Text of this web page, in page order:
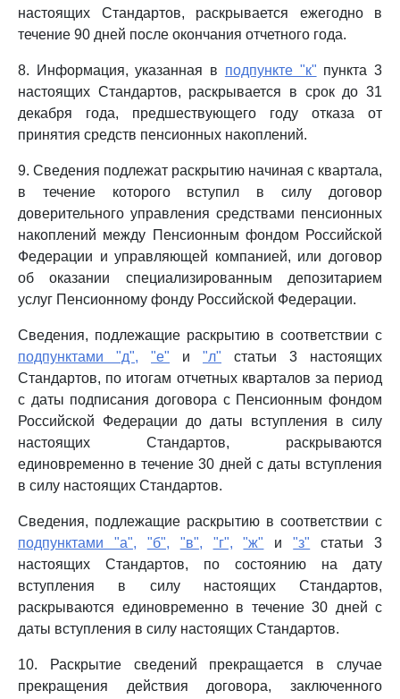
настоящих Стандартов, раскрывается ежегодно в
течение 90 дней после окончания отчетного года.
8. Информация, указанная в подпункте "к" пункта 3
настоящих Стандартов, раскрывается в срок до 31
декабря года, предшествующего году отказа от
принятия средств пенсионных накоплений.
9. Сведения подлежат раскрытию начиная с квартала,
в течение которого вступил в силу договор
доверительного управления средствами пенсионных
накоплений между Пенсионным фондом Российской
Федерации и управляющей компанией, или договор
об оказании специализированным депозитарием
услуг Пенсионному фонду Российской Федерации.
Сведения, подлежащие раскрытию в соответствии с
подпунктами "д",
"е" и "л" статьи 3 настоящих
Стандартов, по итогам отчетных кварталов за период
с даты подписания договора с Пенсионным фондом
Российской Федерации до даты вступления в силу
настоящих Стандартов, раскрываются
единовременно в течение 30 дней с даты вступления
в силу настоящих Стандартов.
Сведения, подлежащие раскрытию в соответствии с
подпунктами "а",
"б", "в", "г", "ж" и"з" статьи 3
настоящих Стандартов, по состоянию на дату
вступления в силу настоящих Стандартов,
раскрываются единовременно в течение 30 дней с
даты вступления в силу настоящих Стандартов.
10. Раскрытие сведений прекращается в случае
прекращения действия договора, заключенного